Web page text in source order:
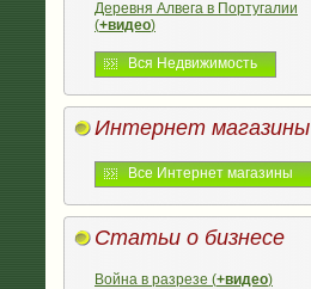
Деревня Алвега в Португалии
(+видео)
Вся Недвижимость
Интернет магазины
Все Интернет магазины
Статьи о бизнесе
Война в разрезе (+видео)